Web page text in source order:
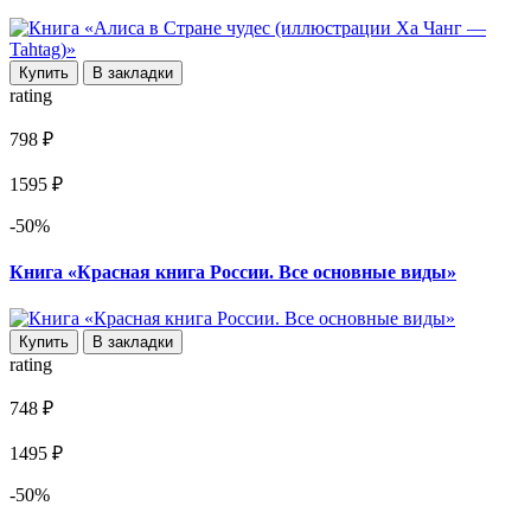
Купить В закладки
rating
798 ₽
1595 ₽
-50%
Книга «Красная книга России. Все основные виды»
Купить В закладки
rating
748 ₽
1495 ₽
-50%